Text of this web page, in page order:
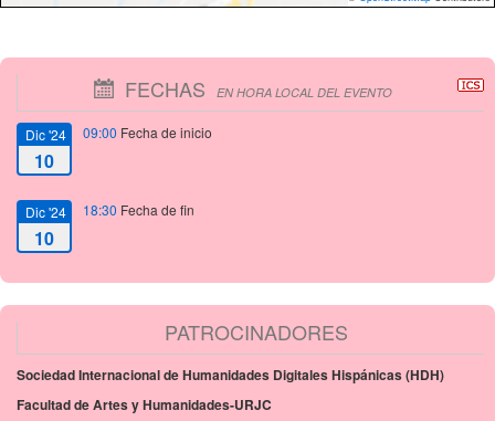
FECHAS EN HORA LOCAL DEL EVENTO
Dic '24
10
09:00 Fecha de inicio
Dic '24
10
18:30 Fecha de fin
PATROCINADORES
Sociedad Internacional de Humanidades Digitales Hispánicas (HDH)
Facultad de Artes y Humanidades-URJC